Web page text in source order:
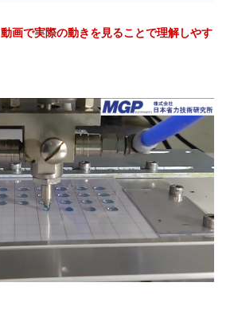
動画で実際の動きを見ることで理解しやす